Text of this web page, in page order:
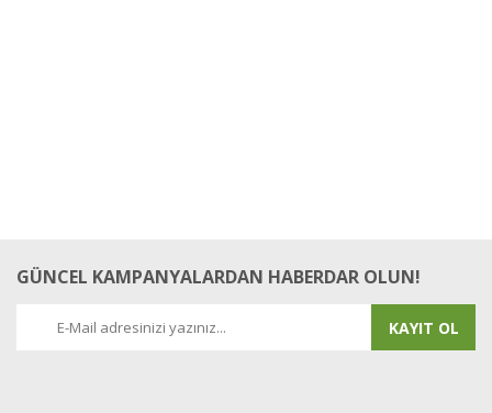
GÜNCEL KAMPANYALARDAN HABERDAR OLUN!
KAYIT OL